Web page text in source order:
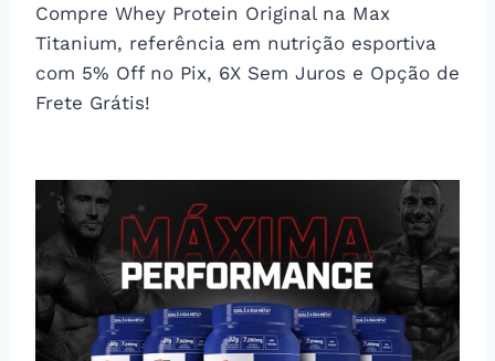
Compre Whey Protein Original na Max
Titanium, referência em nutrição esportiva
com 5% Off no Pix, 6X Sem Juros e Opção de
Frete Grátis!